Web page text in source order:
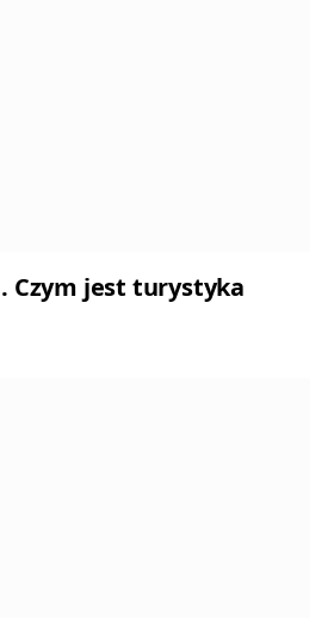
Czym jest turystyka